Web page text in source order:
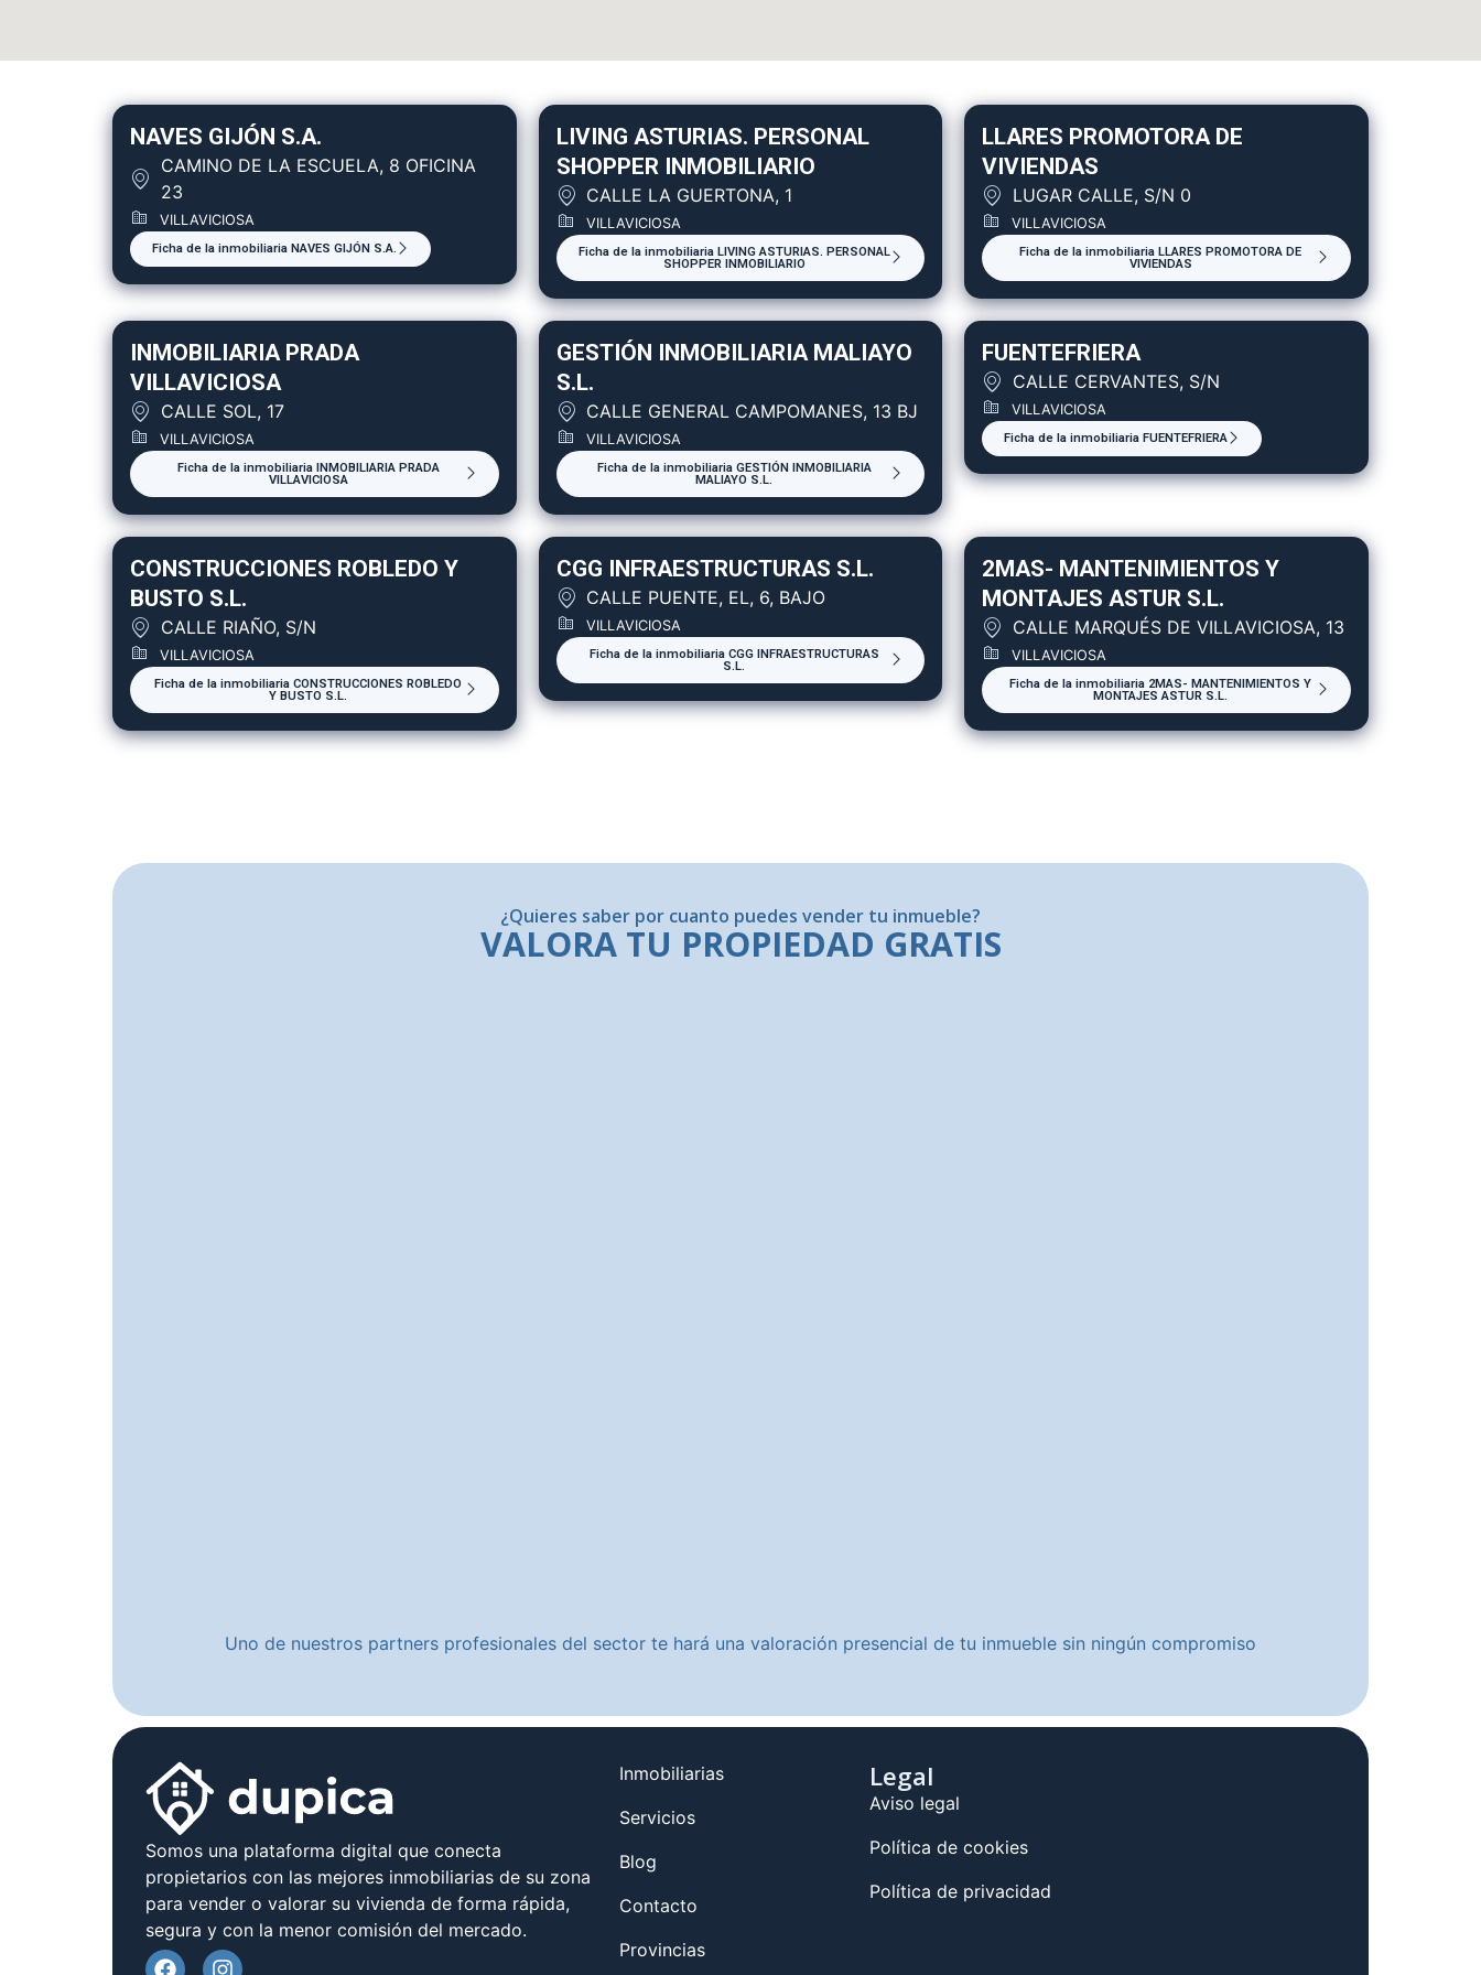
NAVES GIJÓN S.A.
CAMINO DE LA ESCUELA, 8 OFICINA
23
VILLAVICIOSA
Ficha de la inmobiliaria NAVES GIJÓN S.A.
LIVING ASTURIAS. PERSONAL
SHOPPER INMOBILIARIO
CALLE LA GUERTONA, 1
VILLAVICIOSA
Ficha de la inmobiliaria LIVING ASTURIAS. PERSONAL
SHOPPER INMOBILIARIO
LLARES PROMOTORA DE
VIVIENDAS
LUGAR CALLE, S/N 0
VILLAVICIOSA
Ficha de la inmobiliaria LLARES PROMOTORA DE
VIVIENDAS
INMOBILIARIA PRADA
VILLAVICIOSA
CALLE SOL, 17
VILLAVICIOSA
Ficha de la inmobiliaria INMOBILIARIA PRADA
VILLAVICIOSA
GESTIÓN INMOBILIARIA MALIAYO
S.L.
CALLE GENERAL CAMPOMANES, 13 BJ
VILLAVICIOSA
Ficha de la inmobiliaria GESTIÓN INMOBILIARIA
MALIAYO S.L.
FUENTEFRIERA
CALLE CERVANTES, S/N
VILLAVICIOSA
Ficha de la inmobiliaria FUENTEFRIERA
CONSTRUCCIONES ROBLEDO Y
BUSTO S.L.
CALLE RIAÑO, S/N
VILLAVICIOSA
Ficha de la inmobiliaria CONSTRUCCIONES ROBLEDO
Y BUSTO S.L.
CGG INFRAESTRUCTURAS S.L.
CALLE PUENTE, EL, 6, BAJO
VILLAVICIOSA
Ficha de la inmobiliaria CGG INFRAESTRUCTURAS
S.L.
2MAS- MANTENIMIENTOS Y
MONTAJES ASTUR S.L.
CALLE MARQUÉS DE VILLAVICIOSA, 13
VILLAVICIOSA
Ficha de la inmobiliaria 2MAS- MANTENIMIENTOS Y
MONTAJES ASTUR S.L.
¿Quieres saber por cuanto puedes vender tu inmueble?
VALORA TU PROPIEDAD GRATIS
Uno de nuestros partners profesionales del sector te hará una valoración presencial de tu inmueble sin ningún compromiso
Somos una plataforma digital que conecta
propietarios con las mejores inmobiliarias de su zona
para vender o valorar su vivienda de forma rápida,
segura y con la menor comisión del mercado.
Inmobiliarias
Servicios
Blog
Contacto
Provincias
Legal
Aviso legal
Política de cookies
Política de privacidad